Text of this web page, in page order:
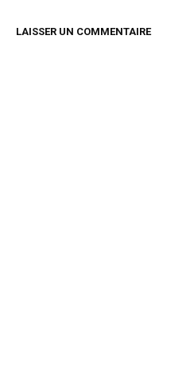
LAISSER UN COMMENTAIRE